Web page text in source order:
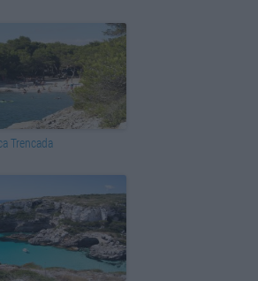
Trencada